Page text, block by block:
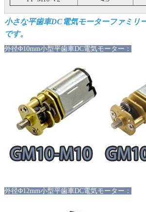
小さな平歯車DC電気モーターファミリ
です。
外径Φ10mm小型平歯車DC電気モーター：
外径Φ12mm小型平歯車DC電気モーター：